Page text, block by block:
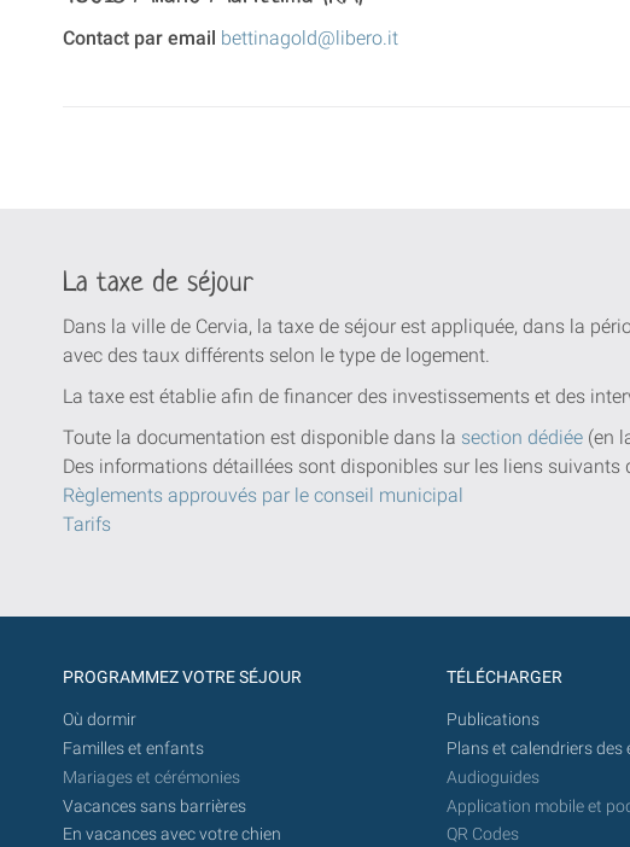
Contact par email bettinagold@libero.it
La taxe de séjour
Dans la ville de Cervia, la taxe de séjour est appliquée, dans la
avec des taux différents selon le type de logement.
La taxe est établie afin de financer des investissements et des
Toute la documentation est disponible dans la section dédiée (en
Des informations détaillées sont disponibles sur les liens suivants
Règlements approuvés par le conseil municipal
Tarifs
PROGRAMMEZ VOTRE SÉJOUR
Où dormir
Familles et enfants
Mariages et cérémonies
Vacances sans barrières
En vacances avec votre chien
TÉLÉCHARGER
Publications
Plans et calendriers des
Audioguides
Application mobile et
QR Codes